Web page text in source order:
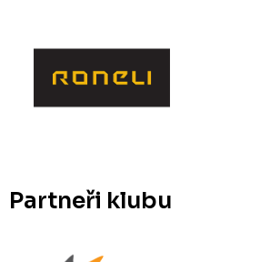
Partneři klubu